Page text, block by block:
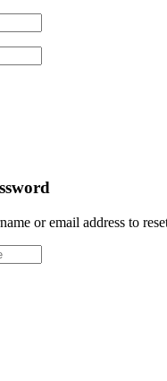
or email address to